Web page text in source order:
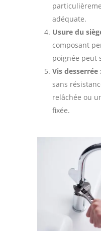
adéquate.
Usure du
composant
poignée peut
Vis desserrée :
sans
relâchée ou
fixée.